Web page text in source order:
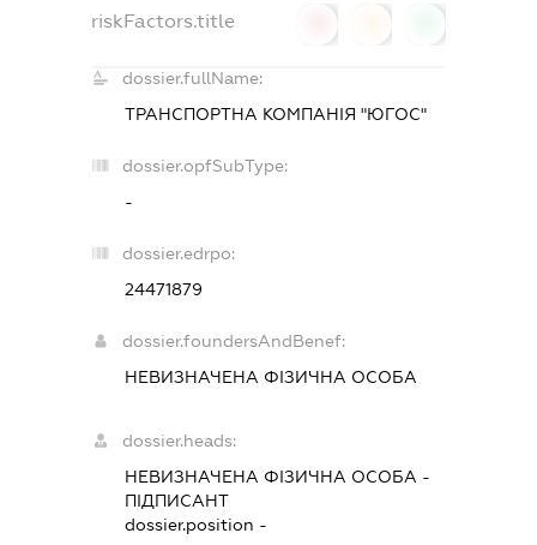
riskFactors.title
dossier.fullName:
ТРАНСПОРТНА КОМПАНІЯ "ЮГОС"
dossier.opfSubType:
-
dossier.edrpo:
24471879
dossier.foundersAndBenef:
НЕВИЗНАЧЕНА ФІЗИЧНА ОСОБА
dossier.heads:
НЕВИЗНАЧЕНА ФІЗИЧНА ОСОБА -
ПІДПИСАНТ
dossier.position -